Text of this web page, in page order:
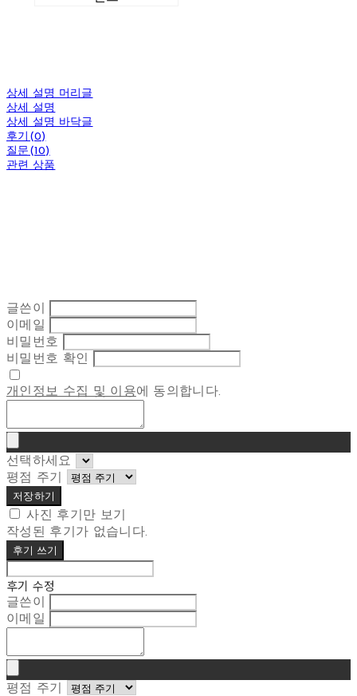
상세 설명 머리글
상세 설명
상세 설명 바닥글
후기(0)
질문(10)
관련 상품
글쓴이
이메일
비밀번호
비밀번호 확인
개인정보 수집 및 이용에 동의합니다.
선택하세요
평점 주기
저장하기
사진 후기만 보기
작성된 후기가 없습니다.
후기 쓰기
후기 수정
글쓴이
이메일
평점 주기